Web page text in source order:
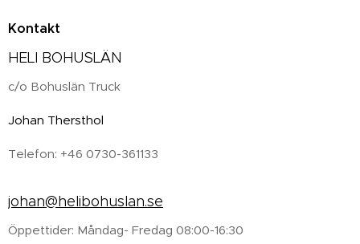
Kontakt
HELI BOHUSLÄN
c/o Bohuslän Truck
Johan Thersthol
Telefon: +46 0730-361133
johan@helibohuslan.se
Öppettider: Måndag- Fredag 08:00-16:30